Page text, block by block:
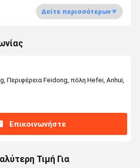
Δείτε περισσότερων
Περιφέρεια Feidong, πόλη Hefei, Anhui,
Επικοινωνήστε
Τιμή Για